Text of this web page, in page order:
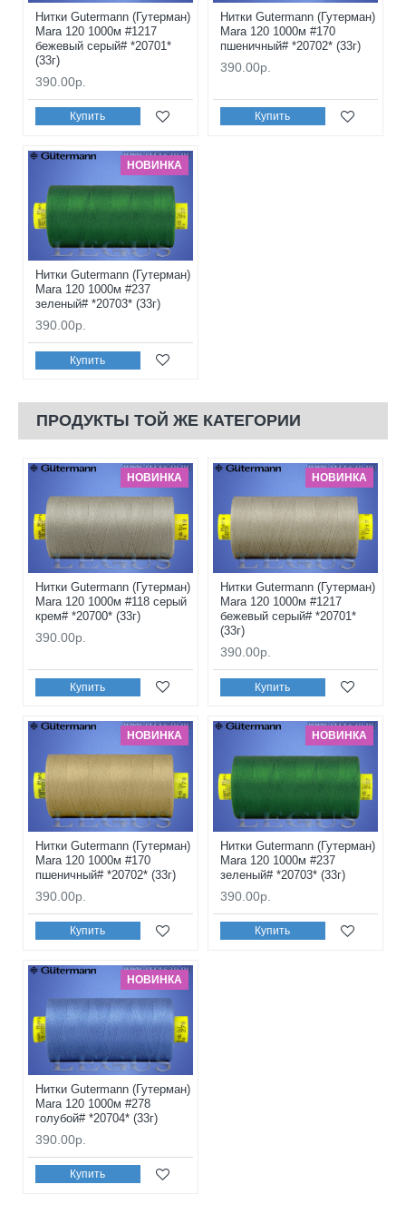
Нитки Gutermann (Гутерман)
Mara 120 1000м #1217
бежевый серый# *20701*
(33г)
390.00р.
Купить
Нитки Gutermann (Гутерман)
Mara 120 1000м #170
пшеничный# *20702* (33г)
390.00р.
Купить
НОВИНКА
Нитки Gutermann (Гутерман)
Mara 120 1000м #237
зеленый# *20703* (33г)
390.00р.
Купить
ПРОДУКТЫ ТОЙ ЖЕ КАТЕГОРИИ
НОВИНКА
Нитки Gutermann (Гутерман)
Mara 120 1000м #118 серый
крем# *20700* (33г)
390.00р.
Купить
НОВИНКА
Нитки Gutermann (Гутерман)
Mara 120 1000м #1217
бежевый серый# *20701*
(33г)
390.00р.
Купить
НОВИНКА
Нитки Gutermann (Гутерман)
Mara 120 1000м #170
пшеничный# *20702* (33г)
390.00р.
Купить
НОВИНКА
Нитки Gutermann (Гутерман)
Mara 120 1000м #237
зеленый# *20703* (33г)
390.00р.
Купить
НОВИНКА
Нитки Gutermann (Гутерман)
Mara 120 1000м #278
голубой# *20704* (33г)
390.00р.
Купить